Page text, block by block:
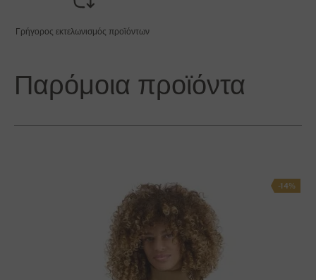
Γρήγορος εκτελωνισμός προϊόντων
Παρόμοια προϊόντα
-14%